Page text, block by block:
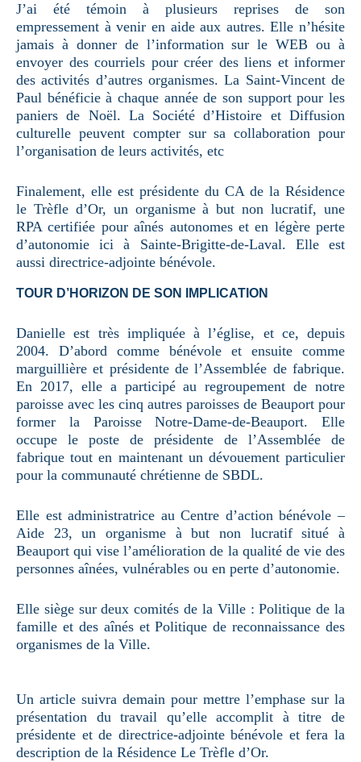
J’ai été témoin à plusieurs reprises de son
empressement à venir en aide aux autres. Elle n’hésite
jamais à donner de l’information sur le WEB ou à
envoyer des courriels pour créer des liens et informer
des activités d’autres organismes. La Saint-Vincent de
Paul bénéficie à chaque année de son support pour les
paniers de Noël. La Société d’Histoire et Diffusion
culturelle peuvent compter sur sa collaboration pour
l’organisation de leurs activités, etc
Finalement, elle est présidente du CA de la Résidence
le Trèfle d’Or, un organisme à but non lucratif, une
RPA certifiée pour aînés autonomes et en légère perte
d’autonomie ici à Sainte-Brigitte-de-Laval. Elle est
aussi directrice-adjointe bénévole.
TOUR D’HORIZON DE SON IMPLICATION
Danielle est très impliquée à l’église, et ce, depuis
2004. D’abord comme bénévole et ensuite comme
marguillière et présidente de l’Assemblée de fabrique.
En 2017, elle a participé au regroupement de notre
paroisse avec les cinq autres paroisses de Beauport pour
former la Paroisse Notre-Dame-de-Beauport. Elle
occupe le poste de présidente de l’Assemblée de
fabrique tout en maintenant un dévouement particulier
pour la communauté chrétienne de SBDL.
Elle est administratrice au Centre d’action bénévole –
Aide 23, un organisme à but non lucratif situé à
Beauport qui vise l’amélioration de la qualité de vie des
personnes aînées, vulnérables ou en perte d’autonomie.
Elle siège sur deux comités de la Ville : Politique de la
famille et des aînés et Politique de reconnaissance des
organismes de la Ville.
Un article suivra demain pour mettre l’emphase sur la
présentation du travail qu’elle accomplit à titre de
présidente et de directrice-adjointe bénévole et fera la
description de la Résidence Le Trèfle d’Or.